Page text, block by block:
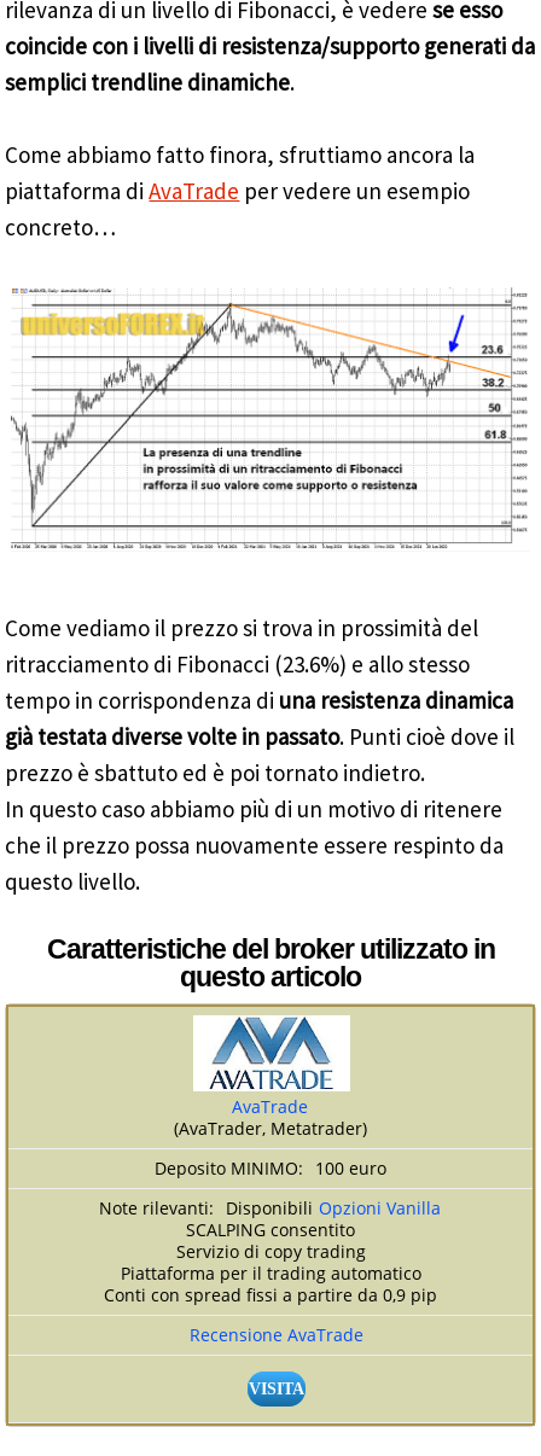
rilevanza di un livello di Fibonacci, è vederese esso
coincide con i livelli di resistenza/supporto generati da
semplici trendline dinamiche.
Come abbiamo fatto finora, sfruttiamo ancora la
piattaforma diAvaTrade per vedere un esempio
concreto…
Come vediamo il prezzo si trova in prossimità del
ritracciamento di Fibonacci (23.6%) e allo stesso
tempo in corrispondenza di una resistenza dinamica
già testata diverse volte in passato. Punti cioè dove il
prezzo è sbattuto ed è poi tornato indietro.
In questo caso abbiamo più di un motivo di ritenere
che il prezzo possa nuovamente essere respinto da
questo livello.
Caratteristiche del broker utilizzato in
questo articolo
AvaTrade
(AvaTrader, Metatrader)
100 euro
Disponibili Opzioni Vanilla
SCALPING consentito
Servizio di copy trading
Piattaforma per il trading automatico
Conti con spread fissi a partire da 0,9 pip
Recensione AvaTrade
VISITA